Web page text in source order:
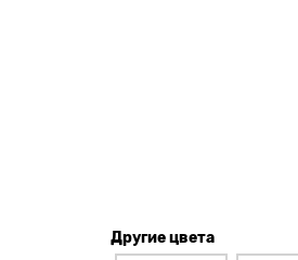
Другие цвета